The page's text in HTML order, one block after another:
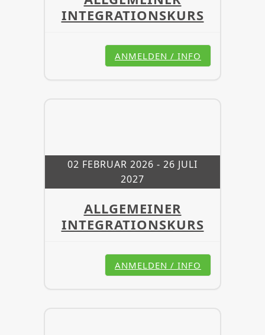
INTEGRATIONSKURS
ANMELDEN / INFO
02 FEBRUAR 2026 - 26 JULI
2027
ALLGEMEINER
INTEGRATIONSKURS
ANMELDEN / INFO